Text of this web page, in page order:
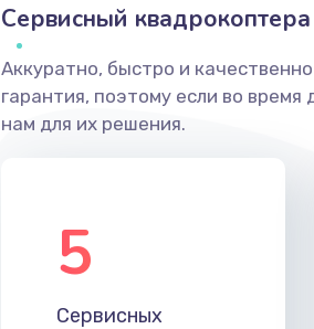
Сервисный
Аккуратно, быстро и
гарантия, поэтому если во
нам для их решения.
5
Сервисных